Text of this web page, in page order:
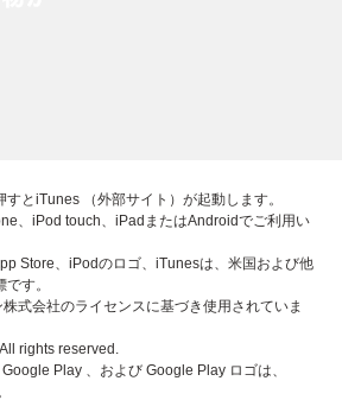
すとiTunes （外部サイト）が起動します。
、iPod touch、iPadまたはAndroidでご利用い
Store、iPodのロゴ、iTunesは、米国および他
す。
式会社のライセンスに基づき使用されていま
rights reserved.
Play 、および Google Play ロゴは、